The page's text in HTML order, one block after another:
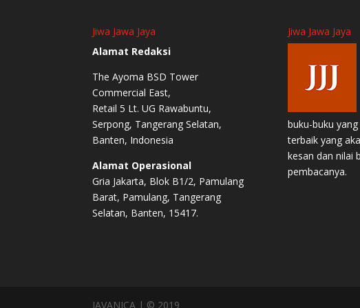
Jiwa Jawa Jaya
Alamat Redaksi
The Ayoma BSD Tower
Commercial East,
Retail 5 Lt. UG Rawabuntu,
Serpong, Tangerang Selatan,
Banten, Indonesia
Alamat Operasional
Gria Jakarta, Blok B1/2, Pamulang
Barat, Pamulang, Tangerang
Selatan, Banten, 15417.
Jiwa Jawa Jaya
buku-buku
terbaik yang
kesan dan nilai
pembacanya.
JAVANICA | © 2019